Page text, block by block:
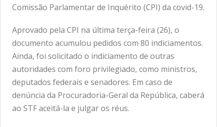
Comissão Parlamentar de Inquérito (CPI) da covid-19.
Aprovado pela CPI na última terça-feira (26), o
documento acumulou pedidos com 80 indiciamentos.
Ainda, foi solicitado o indiciamento de outras
autoridades com foro privilegiado, como ministros,
deputados federais e senadores. Em caso de
denúncia da Procuradoria-Geral da República, caberá
ao STF aceitá-la e julgar os réus.